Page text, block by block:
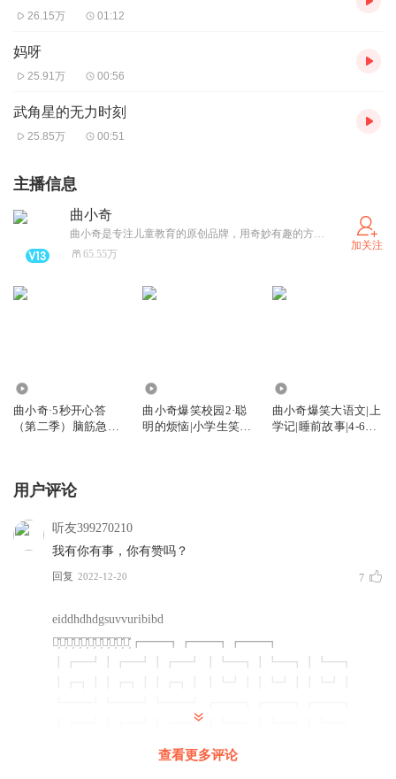
26.15万 01:12
妈呀
25.91万 00:56
武角星的无力时刻
25.85万 00:51
主播信息
曲小奇
曲小奇是专注儿童教育的原创品牌，用奇妙有趣的方式为孩子们提供“好学又好玩”的内容产品，获得千万听众喜爱。商务合作请私信~
65.55万
加关注
曲小奇·5秒开心答
（第二季）脑筋急转
曲小奇爆笑校园2·聪
明的烦恼|小学生笑
曲小奇爆笑大语文|上
学记|睡前故事|4-6年
用户评论
听友399270210
我有你有事，你有赞吗？
回复 2022-12-20 7
eiddhdhdgsuvvuribibd
能̦̒复̦̒制̦̒出̦̒来̦̒的̦̒都̦̒是̦̒好̦̒手̦̒机̦̒┏━━┓┏━━┓┏━━┓
┃┏━┛┃┏━┛┃┏━┛ ┃┗━┓┃┗━┓┃┗━┓
┃┏┓┃┃┏┓┃┃┏┓┃ ┃┗┛┃┃┗┛┃┃┗┛┃
┃┏━┛┃┏━┛┃┏━┛ ┃┗━┓┃┗━┓┃┗━┓
┗━━┛┗━━┛┗━━┛ 大⃠家⃠不⃠要⃠试⃠了⃠，⃠只⃠有⃠六⃠千⃠元⃠
查看更多评论